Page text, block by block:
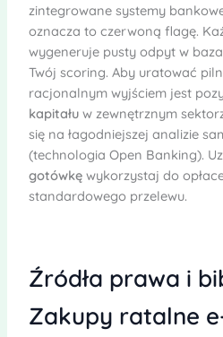
zintegrowane systemy
oznacza to czerwoną flagę.
wygeneruje pusty odpyt w
Twój scoring. Aby uratować
racjonalnym wyjściem jest
kapitałuw zewnętrznym
się na łagodniejszej analizie
(technologia Open Banking).
gotówkęwykorzystaj do
standardowego przelewu.
Źródła prawa i
Zakupy ratalne